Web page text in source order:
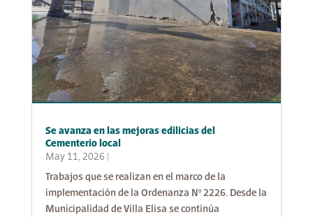
Se avanza en las mejoras edilicias del
Cementerio local
May 11, 2026
Trabajos que se realizan en el marco de la
implementación de la Ordenanza N° 2226. Desde la
Municipalidad de Villa Elisa se continúa